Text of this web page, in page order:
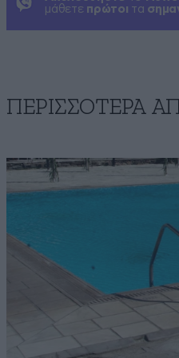
μάθετε πρώτοι τα
ΠΕΡΙΣΣΟΤΕΡΑ